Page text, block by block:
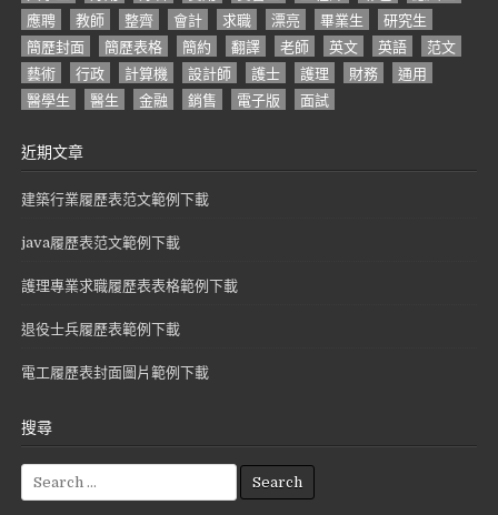
應聘
教師 整齊 會計 求職 漂亮 畢業生
研究生
簡歷封面
簡歷表格 簡約 翻譯 老師 英文 英語
范文
藝術
行政 計算機 設計師 護士 護理 財務
通用
醫學生
醫生 金融 銷售 電子版 面試
近期文章
建築行業履歷表范文範例下載
java履歷表范文範例下載
護理專業求職履歷表表格範例下載
退役士兵履歷表範例下載
電工履歷表封面圖片範例下載
搜尋
e